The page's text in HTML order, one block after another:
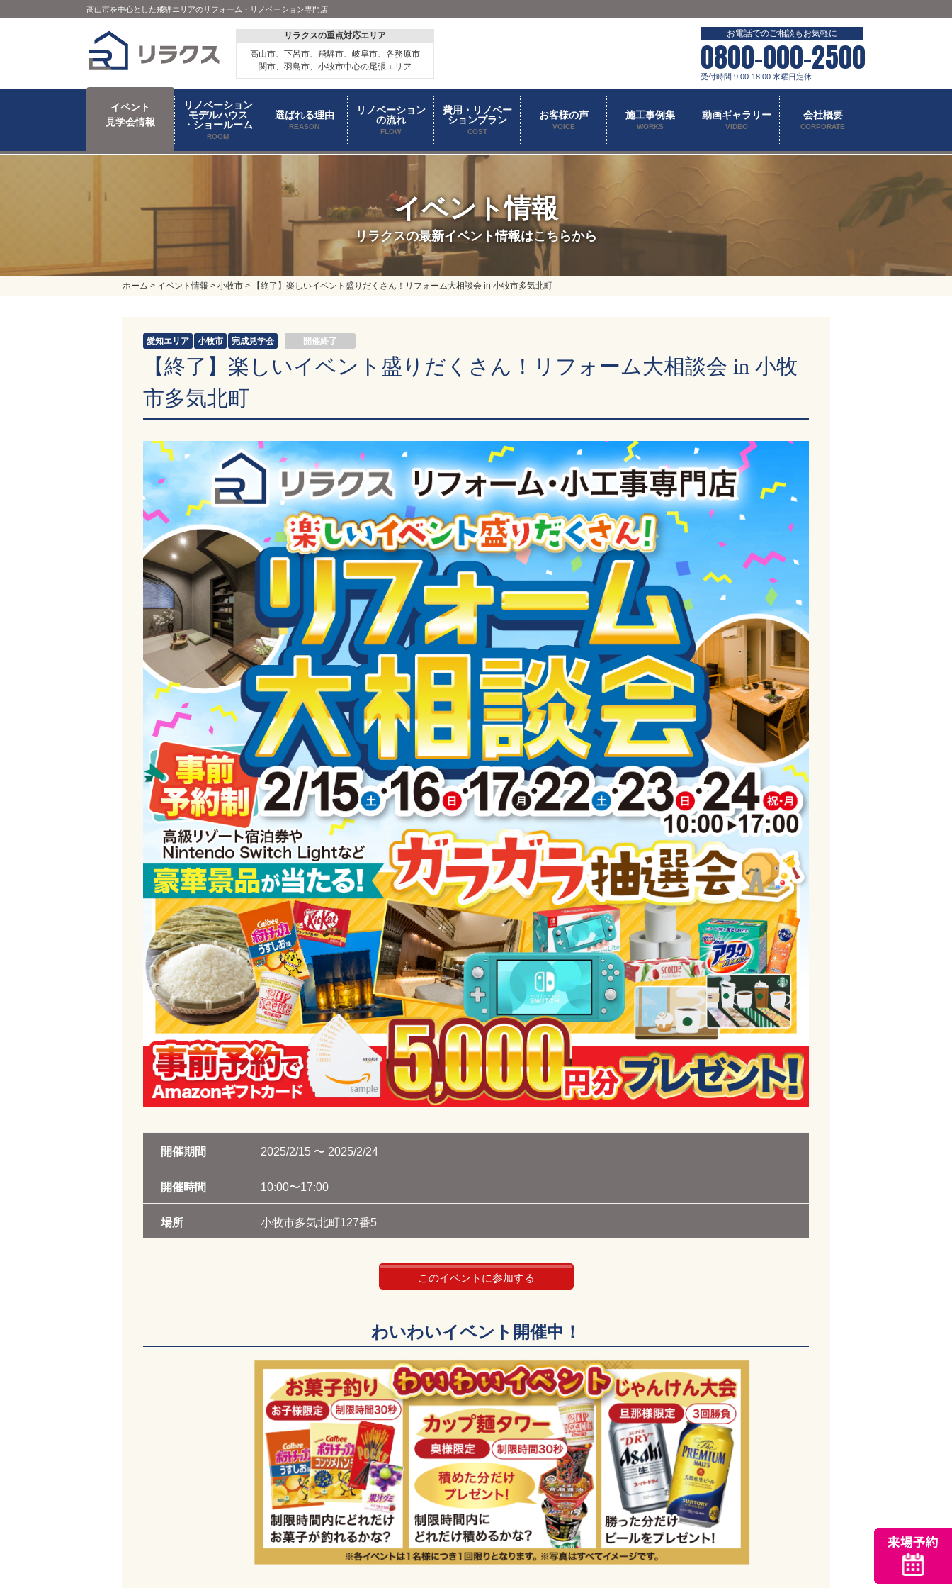
高山市を中心とした飛騨エリアのリフォーム・リノベーション専門店
リラクスの重点対応エリア
高山市、下呂市、飛騨市、岐阜市、各務原市
関市、羽島市、小牧市中心の尾張エリア
お電話でのご相談もお気軽に
0800-000-2500
受付時間 9:00-18:00 水曜日定休
イベント
見学会情報
リノベーション
モデルハウス
・ショールーム
ROOM
選ばれる理由
REASON
リノベーション
の流れ
FLOW
費用・リノベー
ションプラン
COST
お客様の声
VOICE
施工事例集
WORKS
動画ギャラリー
VIDEO
会社概要
CORPORATE
イベント情報
リラクスの最新イベント情報はこちらから
ホーム > イベント情報 > 小牧市 > 【終了】楽しいイベント盛りだくさん！リフォーム大相談会 in 小牧市多気北町
愛知エリア 小牧市 完成見学会 開催終了
【終了】楽しいイベント盛りだくさん！リフォーム大相談会 in 小牧
市多気北町
開催期間 2025/2/15 〜 2025/2/24
開催時間 10:00〜17:00
場所 小牧市多気北町127番5
このイベントに参加する
わいわいイベント開催中！